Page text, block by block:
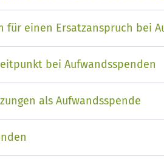
für einen Ersatzanspruch bei
bei Aufwandsspenden
als Aufwandsspende